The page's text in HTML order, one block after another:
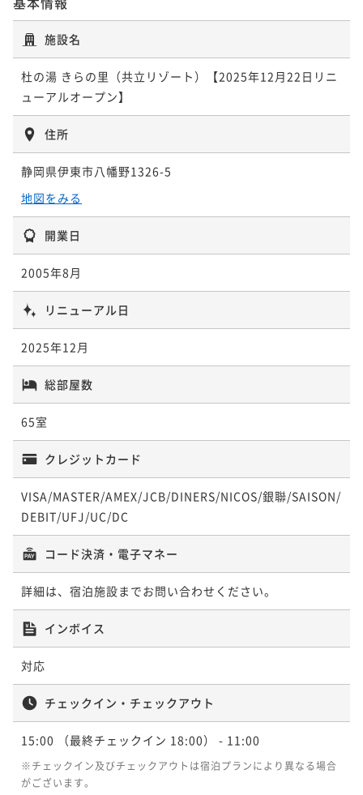
〈2食付〉【基本】にっぽんの原風景へ♪無料の3種貸
ポイント即利用で最大5％OFF
2名 ¥ 59,565 ~
〈2食付〉【1日3組限定】夕食は溶岩焼きか海鮮しゃぶ
しゃぶ確約！にっぽんの原風景と湯めぐりを楽しむ旅
二食付き 現地決済可 事前決済可
IN 15:00 - 18:00 OUT11:00
¥69,080~
施設名
杜の湯 きらの里（共立リゾート）【2025年12月22日リニ
ューアルオープン】
住所
静岡県伊東市八幡野1326-5
地図をみる
開業日
2005年8月
リニューアル日
2025年12月
総部屋数
65室
クレジットカード
VISA/MASTER/AMEX/JCB/DINERS/NICOS/銀聯/SAISON/
DEBIT/UFJ/UC/DC
コード決済・電子マネー
詳細は、宿泊施設までお問い合わせください。
インボイス
対応
チェックイン・チェックアウト
15:00 （最終チェックイン 18:00） - 11:00
※チェックイン及びチェックアウトは宿泊プランにより異なる場合
がございます。